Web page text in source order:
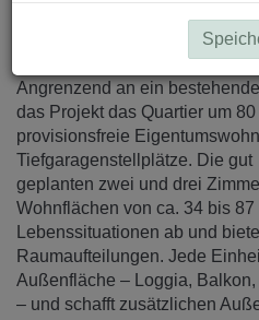
Ihr Zuhause zwischen Stadt
Angrenzend an ein
das Projekt das Quartier um
provisionsfreie
Tiefgaragenstellplätze. Die gut
geplanten zwei und drei
Wohnflächen von ca. 34 bis
Lebenssituationen ab und
Raumaufteilungen. Jede
Außenfläche – Loggia,
– und schafft zusätzlichen